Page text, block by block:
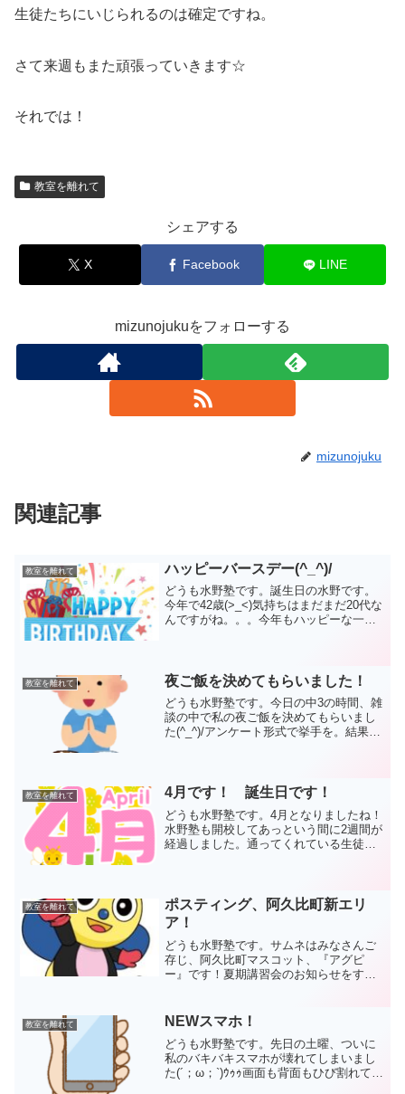
生徒たちにいじられるのは確定ですね。
さて来週もまた頑張っていきます☆
それでは！
教室を離れて
シェアする
X Facebook LINE
mizunojukuをフォローする
mizunojuku
関連記事
教室を離れて ハッピーバースデー(^_^)/
どうも水野塾です。誕生日の水野です。
今年で42歳(>_<)気持ちはまだまだ20代な
んですがね。。。今年もハッピーな一年
一番若い！！！...
教室を離れて 夜ご飯を決めてもらいました！
どうも水野塾です。今日の中3の時間、雑
談の中で私の夜ご飯を決めてもらいまし
た(^_^)/アンケート形式で挙手を。結果、
ったので諦めま...
教室を離れて 4月です！ 誕生日です！
どうも水野塾です。4月となりましたね！
水野塾も開校してあっという間に2週間が
経過しました。通ってくれている生徒と
始めるのにも...
教室を離れて
ポスティング、阿久比町新エリ
ア！
どうも水野塾です。サムネはみなさんご
存じ、阿久比町マスコット、『アグピ
ー』です！夏期講習会のお知らせをする
ていただきました。最終日となった今日
は、200部くらい...
教室を離れて NEWスマホ！
どうも水野塾です。先日の土曜、ついに
私のバキバキスマホが壊れてしまいまし
た(´；ω；`)ｳｩｩ画面も背面もひび割れてお